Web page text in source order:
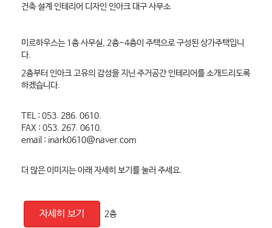
건축 설계 인테리어 디자인 인아크 대구 사무소
미르하우스는 1층 사무실, 2층~4층이 주택으로 구성된 상가주택입니
다.
2층부터 인아크 고유의 감성을 지닌 주거공간 인테리어를 소개드리도록
하겠습니다.
TEL : 053. 286. 0610.
FAX : 053. 267. 0610.
email : inark0610@naver.com
더 많은 이미지는 아래 자세히 보기를 눌러 주세요.
자세히 보기 2층